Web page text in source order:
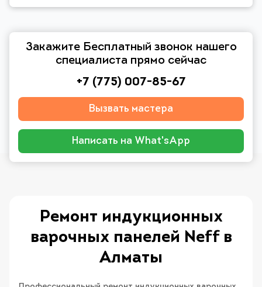
Закажите Бесплатный звонок нашего
специалиста прямо сейчас
+7 (775) 007-85-67
Вызвать мастера
Написать на What'sApp
Ремонт индукционных
варочных панелей Neff в
Алматы